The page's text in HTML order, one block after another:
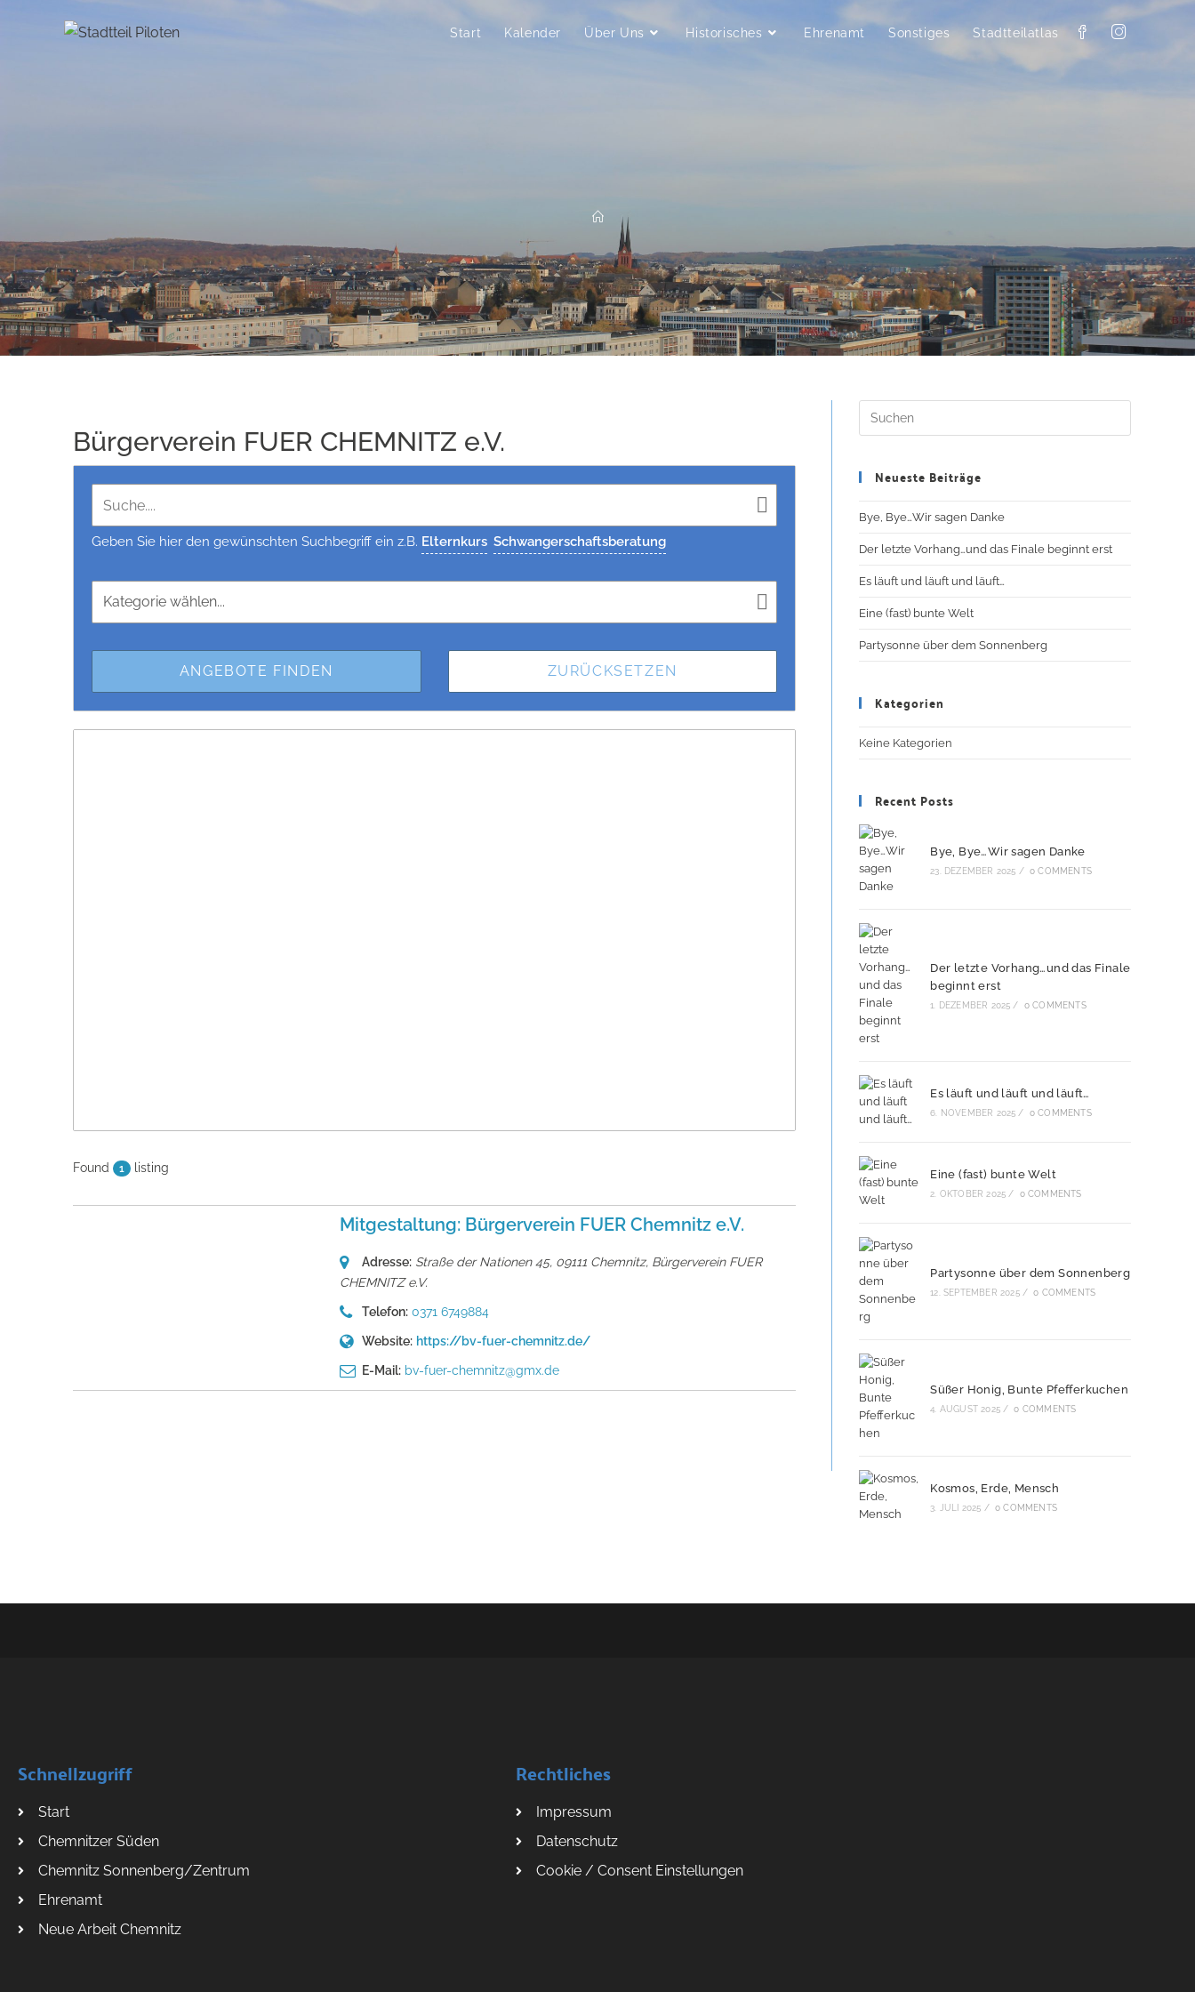
Start Kalender Über Uns Historisches Ehrenamt Sonstiges Stadtteilatlas
Bürgerverein FUER CHEMNITZ e.V.
Geben Sie hier den gewünschten Suchbegriff ein z.B. Elternkurs Schwangerschaftsberatung
Kategorie wählen...
Found 1 listing
Mitgestaltung: Bürgerverein FUER Chemnitz e.V.
Adresse: Straße der Nationen 45, 09111 Chemnitz, Bürgerverein FUER
CHEMNITZ e.V.
Telefon: 0371 6749884
Website: https://bv-fuer-chemnitz.de/
E-Mail: bv-fuer-chemnitz@gmx.de
Neueste Beiträge
Bye, Bye…Wir sagen Danke
Der letzte Vorhang…und das Finale beginnt erst
Es läuft und läuft und läuft…
Eine (fast) bunte Welt
Partysonne über dem Sonnenberg
Kategorien
Keine Kategorien
Recent Posts
Bye, Bye…Wir sagen Danke
23. DEZEMBER 2025 / 0 COMMENTS
Der letzte Vorhang…und das Finale
beginnt erst
1. DEZEMBER 2025 / 0 COMMENTS
Es läuft und läuft und läuft…
6. NOVEMBER 2025 / 0 COMMENTS
Eine (fast) bunte Welt
2. OKTOBER 2025 / 0 COMMENTS
Partysonne über dem Sonnenberg
12. SEPTEMBER 2025 / 0 COMMENTS
Süßer Honig, Bunte Pfefferkuchen
4. AUGUST 2025 / 0 COMMENTS
Kosmos, Erde, Mensch
3. JULI 2025 / 0 COMMENTS
Schnellzugriff
Start
Chemnitzer Süden
Chemnitz Sonnenberg/Zentrum
Ehrenamt
Neue Arbeit Chemnitz
Rechtliches
Impressum
Datenschutz
Cookie / Consent Einstellungen